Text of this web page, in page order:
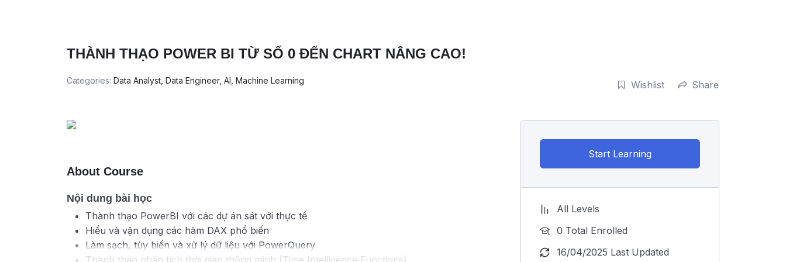
THÀNH THẠO POWER BI TỪ SỐ 0 ĐẾN CHART NÂNG CAO!
Categories: Data Analyst, Data Engineer, AI, Machine Learning Wishlist Share
About Course
Nội dung bài học
Thành thạo PowerBI với các dự án sát với thực tế
Hiểu và vận dụng các hàm DAX phổ biến
Làm sạch, tùy biến và xử lý dữ liệu với PowerQuery
Thành thạo phân tích thời gian thông minh (Time Intelligence Functions)
Start Learning
All Levels
0 Total Enrolled
16/04/2025 Last Updated